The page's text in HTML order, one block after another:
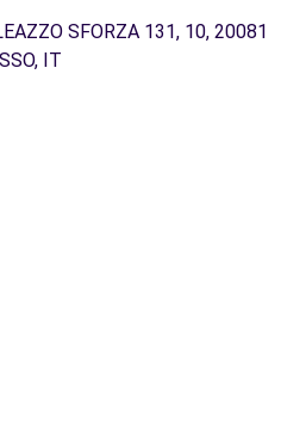
SFORZA 131, 10, 20081
IT